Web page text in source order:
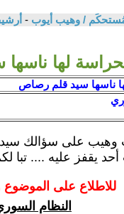
/ وهيب أيوب -
لها
ناسها سيد قلم رصاص
وهيب على سؤالك
أحد يقفز عليه .... تبا
للاطلاع على الموضوع
النظام